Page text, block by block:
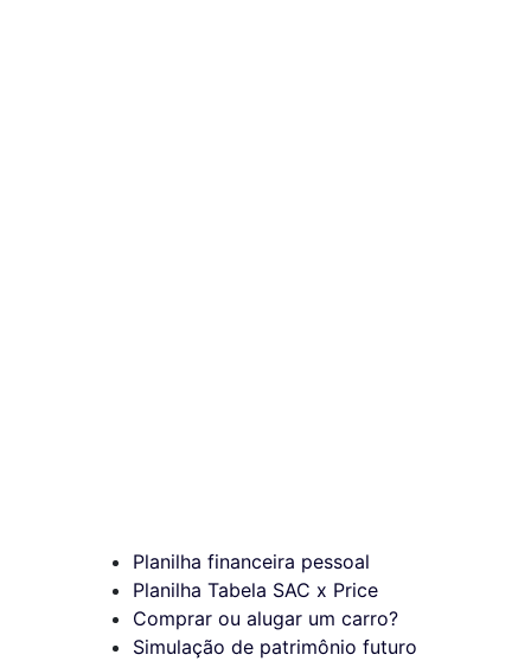
Planilha financeira pessoal
Planilha Tabela SAC x Price
Comprar ou alugar um carro?
Simulação de patrimônio futuro